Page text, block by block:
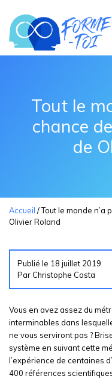
Tout le
chance
de
Accueil /Tout le monde n’a
Olivier Roland
Publié le 18 juillet 2019
Par Christophe Costa
Vous en avez assez du
interminables dans
ne vous serviront pas ?
système en suivant cette
l’expérience de centaines
400 références